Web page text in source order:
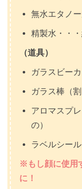
無水エタノ
精製水・・
（道具）
ガラスビー
ガラス棒（
アロマスプ
の）
ラベルシール
※もし顔に使用
に！